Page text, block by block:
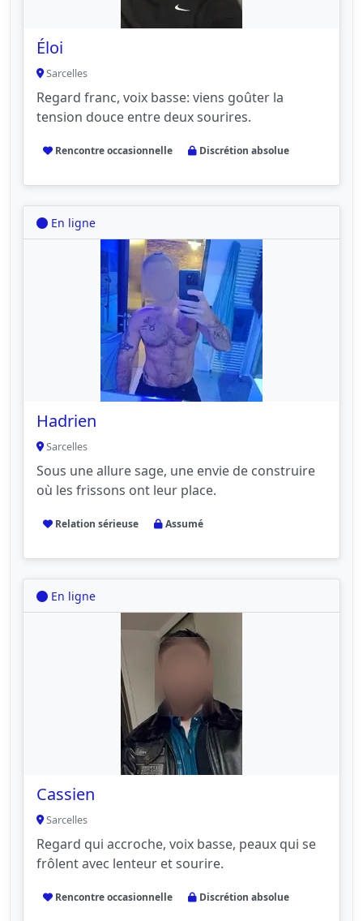
Éloi
Sarcelles
Regard franc, voix basse: viens goûter la
tension douce entre deux sourires.
Rencontre occasionnelle Discrétion absolue
En ligne
Hadrien
Sarcelles
Sous une allure sage, une envie de construire
où les frissons ont leur place.
Relation sérieuse Assumé
En ligne
Cassien
Sarcelles
Regard qui accroche, voix basse, peaux qui se
frôlent avec lenteur et sourire.
Rencontre occasionnelle Discrétion absolue